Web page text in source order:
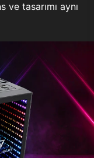
tasarımı aynı